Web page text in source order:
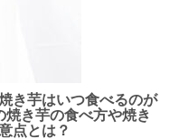
き芋はいつ食べるのが
き芋の食べ方や焼き
点とは？